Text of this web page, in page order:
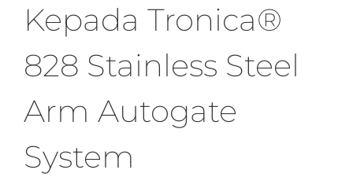
Kepada Tronica®
828 Stainless Steel
Arm Autogate
System